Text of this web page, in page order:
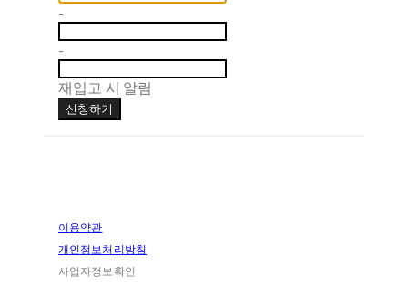
-
-
재입고 시 알림
신청하기
이용약관
개인정보처리방침
사업자정보확인